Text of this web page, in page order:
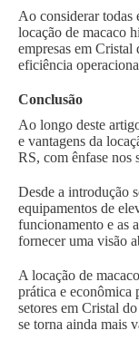
Ao considerar todas
locação de macaco
empresas em
eficiência
Conclusão
Ao longo deste
e vantagens da
RS, com ênfase nos
Desde a introdução
equipamentos de
funcionamento e as
fornecer uma visão
A locação de
prática e econômica
setores em Cristal
se torna ainda mais